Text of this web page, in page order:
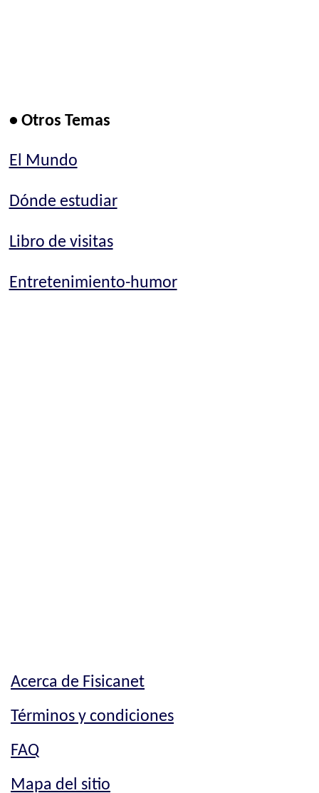
• Otros Temas
El Mundo
Dónde estudiar
Libro de visitas
Entretenimiento-humor
Acerca de Fisicanet
Términos y condiciones
FAQ
Mapa del sitio